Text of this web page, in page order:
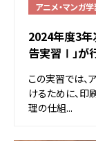
アニメ・マンガ
2024年度3年
告実習Ⅰ」が
この実習では、
けるために、印
理の仕組...